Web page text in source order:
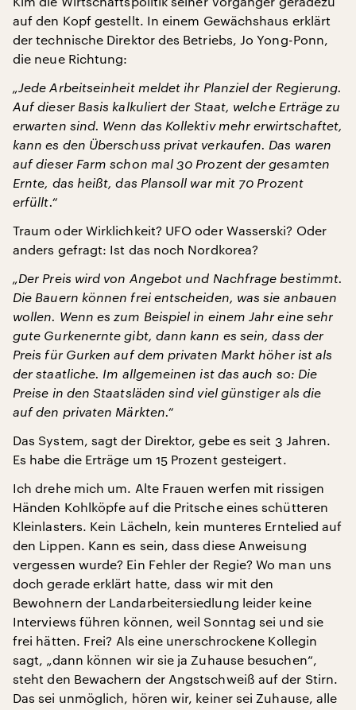
auf den Kopf gestellt. In einem Gewächshaus erklärt
der technische Direktor des Betriebs, Jo Yong-Ponn,
die neue Richtung:
„Jede Arbeitseinheit meldet ihr Planziel der Regierung.
Auf dieser Basis kalkuliert der Staat, welche Erträge zu
erwarten sind. Wenn das Kollektiv mehr erwirtschaftet,
kann es den Überschuss privat verkaufen. Das waren
auf dieser Farm schon mal 30 Prozent der gesamten
Ernte, das heißt, das Plansoll war mit 70 Prozent
erfüllt.“
Traum oder Wirklichkeit? UFO oder Wasserski? Oder
anders gefragt: Ist das noch Nordkorea?
„Der Preis wird von Angebot und Nachfrage bestimmt.
Die Bauern können frei entscheiden, was sie anbauen
wollen. Wenn es zum Beispiel in einem Jahr eine sehr
gute Gurkenernte gibt, dann kann es sein, dass der
Preis für Gurken auf dem privaten Markt höher ist als
der staatliche. Im allgemeinen ist das auch so: Die
Preise in den Staatsläden sind viel günstiger als die
auf den privaten Märkten.“
Das System, sagt der Direktor, gebe es seit 3 Jahren.
Es habe die Erträge um 15 Prozent gesteigert.
Ich drehe mich um. Alte Frauen werfen mit rissigen
Händen Kohlköpfe auf die Pritsche eines schütteren
Kleinlasters. Kein Lächeln, kein munteres Erntelied auf
den Lippen. Kann es sein, dass diese Anweisung
vergessen wurde? Ein Fehler der Regie? Wo man uns
doch gerade erklärt hatte, dass wir mit den
Bewohnern der Landarbeitersiedlung leider keine
Interviews führen können, weil Sonntag sei und sie
frei hätten. Frei? Als eine unerschrockene Kollegin
sagt, „dann können wir sie ja Zuhause besuchen“,
steht den Bewachern der Angstschweiß auf der Stirn.
Das sei unmöglich, hören wir, keiner sei Zuhause, alle